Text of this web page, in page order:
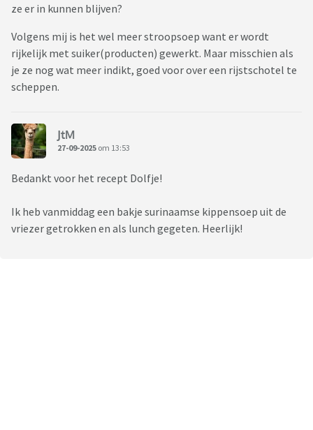
ze er in kunnen blijven?
Volgens mij is het wel meer stroopsoep want er wordt
rijkelijk met suiker(producten) gewerkt. Maar misschien als
je ze nog wat meer indikt, goed voor over een rijstschotel te
scheppen.
JtM
27-09-2025 om 13:53
Bedankt voor het recept Dolfje!
Ik heb vanmiddag een bakje surinaamse kippensoep uit de
vriezer getrokken en als lunch gegeten. Heerlijk!